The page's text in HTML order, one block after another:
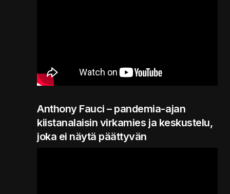
Anthony Fauci – pandemia-ajan
kiistanalaisin virkamies ja keskustelu,
joka ei näytä päättyvän